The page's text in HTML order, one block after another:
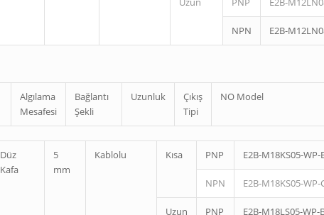
NPN E2B-
Algılama
Mesafesi
Bağlantı
Şekli
Uzunluk
Çıkış
Tipi
NO Model
Düz
Kafa
5
mm
Kablolu Kısa PNP E2B-M18KS05-WP-
NPN E2B-M18KS05-WP-
Uzun PNP E2B-M18LS05-WP-